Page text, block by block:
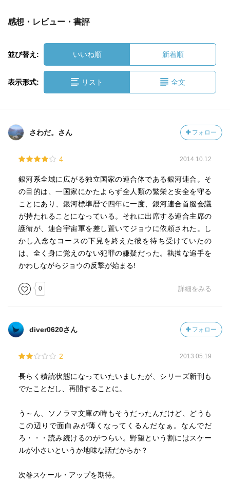
感想・レビュー・書評
並び替え: いいね順 新着順
表示形式: リスト 全文
さわだ。さん フォロー
4 2014.10.12
銀河系全域に広がる独立国家の連合体である銀河連合。そ
の目的は、一国家にかたよらず全人類の繁栄と安全を守る
ことにあり、銀河標準暦で四年に一度、銀河連合首脳会議
が持たれることになっている。それに出席する連合主席の
護衛が、連合宇宙軍を差し置いてジョウに依頼された。し
かし入念なコースの下見を終えた彼を待ち受けていたの
は、全く身に覚えのない犯罪の嫌疑だった。執拗な追手を
かわしながらジョウの反撃が始まる!
0 詳細をみる
diver0620さん フォロー
2 2013.05.19
長らく積読状態になっていたいましたが、シリーズ新刊も
でたことだし、再開することに。
う～ん、ソノラマ文庫の時もそうだったんだけど、どうも
この辺りで面白みが薄くなってくるんだなぁ。なんでだ
ろ・・・読み続けるのがつらい。野望という割にはスケー
ルが小さいというか地味な話だからか？
次巻スケール・アップを期待。